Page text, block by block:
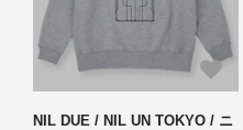
NIL DUE / NIL UN TOKYO / ニ